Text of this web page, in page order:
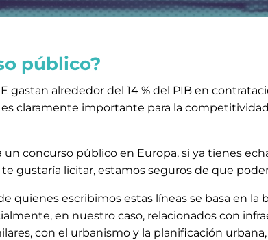
público?
gastan alrededor del 14 % del PIB en
claramente importante para la
concurso público en Europa, si ya tienes
gustaría licitar, estamos seguros de que
quienes escribimos estas líneas se basa en la
en nuestro caso, relacionados con
con el urbanismo y la planificación